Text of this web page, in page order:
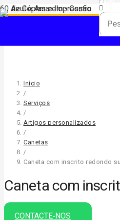
foi
Início
/
Serviços
/
Artigos personalizados
/
Canetas
/
Caneta com inscrito redondo
Caneta com
CONTACTE‑NOS